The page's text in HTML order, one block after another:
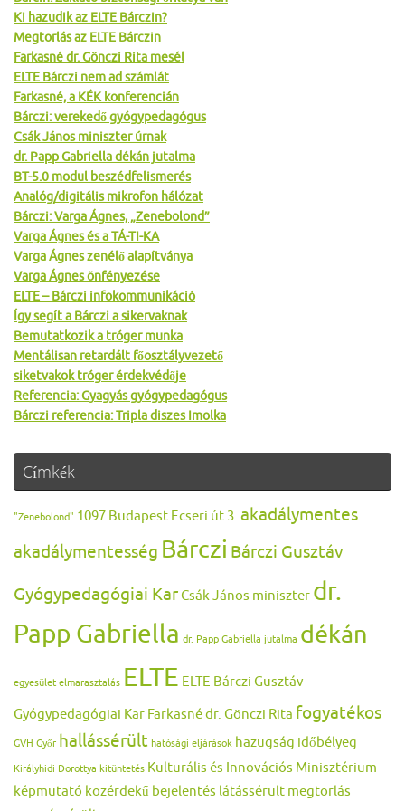
Ki hazudik az ELTE Bárczin?
Megtorlás az ELTE Bárczin
Farkasné dr. Gönczi Rita mesél
ELTE Bárczi nem ad számlát
Farkasné, a KÉK konferencián
Bárczi: verekedő gyógypedagógus
Csák János miniszter úrnak
dr. Papp Gabriella dékán jutalma
BT-5.0 modul beszédfelismerés
Analóg/digitális mikrofon hálózat
Bárczi: Varga Ágnes, „Zenebolond”
Varga Ágnes és a TÁ-TI-KA
Varga Ágnes zenélő alapítványa
Varga Ágnes önfényezése
ELTE – Bárczi infokommunikáció
Így segít a Bárczi a sikervaknak
Bemutatkozik a tróger munka
Mentálisan retardált főosztályvezető
siketvakok tróger érdekvédője
Referencia: Gyagyás gyógypedagógus
Bárczi referencia: Tripla diszes Imolka
Címkék
"Zenebolond" 1097 Budapest Ecseri út 3. akadálymentes
akadálymentesség Bárczi Bárczi Gusztáv
Gyógypedagógiai KarCsák János miniszter dr.
Papp Gabriella dr. Papp Gabriella jutalma dékán
egyesület elmarasztalás ELTE ELTE Bárczi Gusztáv
Gyógypedagógiai Kar Farkasné dr. Gönczi Rita fogyatékos
GVH Győr hallássérült hatósági eljárások hazugság időbélyeg
Királyhidi Dorottya kitüntetés Kulturális és Innovációs Minisztérium
képmutató közérdekű bejelentés látássérült megtorlás